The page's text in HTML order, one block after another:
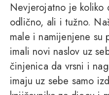
Nevjerojatno je koliko
odlično, ali i tužno.
male i namijenjene su
imali novi naslov uz
činjenica da vrsni i
imaju uz sebe samo